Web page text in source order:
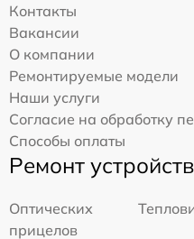
Контакты
Вакансии
О компании
Ремонтируемые модели
Наши услуги
Согласие на обработку
Способы оплаты
Ремонт устройств
Оптических
прицелов